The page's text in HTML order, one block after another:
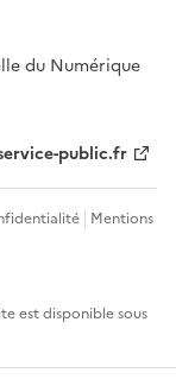
du Numérique
public.fr
Mentions
est disponible sous